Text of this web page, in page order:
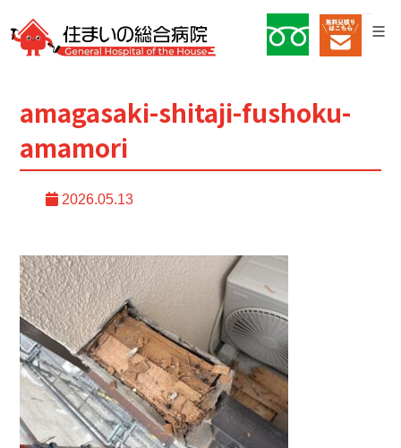
amagasaki-shitaji-fushoku-
amamori
2026.05.13